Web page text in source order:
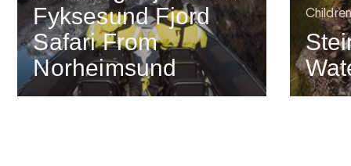
Fyksesund Fjord
Safari From
Norheimsund